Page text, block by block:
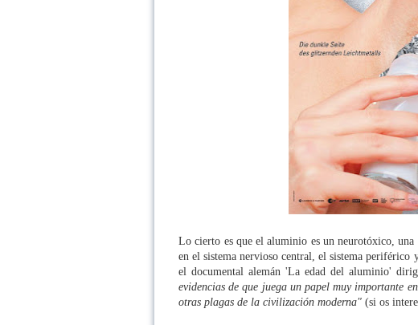
Lo cierto es que el aluminio es un neurotóxico, una
en el sistema nervioso central, el sistema periférico
el documental alemán 'La edad del aluminio'
evidencias de que juega un papel muy importante
otras plagas de la civilización moderna" (si os